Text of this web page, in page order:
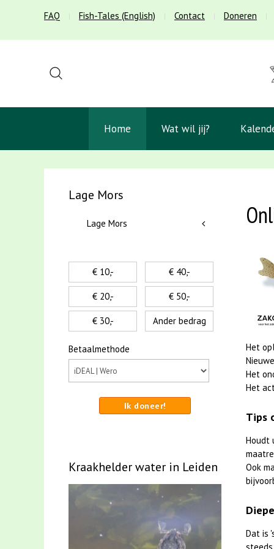
FAQ Fish-Tales (English) Contact Doneren
Home Wat wil jij?
Het
Het
Het
Tips
Houdt
Ook
Dat is
Lage Mors
Lage Mors
€ 10,-
€ 20,-
€ 30,-
€ 40,-
€ 50,-
Ander bedrag
Betaalmethode
Ik doneer!
Kraakhelder water in Leiden